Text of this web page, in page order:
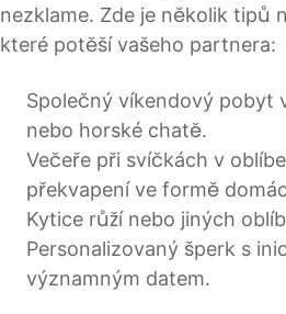
nezklame. Zde je několik tipů
které potěší vašeho partnera:
Společný víkendový pobyt
nebo horské chatě.
Večeře při svíčkách v
překvapení ve formě
Kytice růží nebo jiných
Personalizovaný šperk s
významným datem.